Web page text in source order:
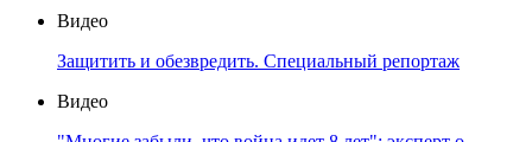
Видео
Защитить и обезвредить. Специальный репортаж
Видео